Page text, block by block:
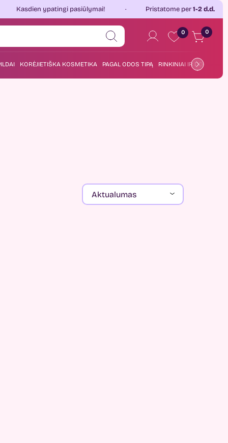
ypatingi pasiūlymai! Pristatome per1-2 d.d.
0 0
KORĖJIETIŠKA KOSMETIKA PAGAL ODOS TIPĄ RINKINIAI IR DOVANOS
Aktualumas